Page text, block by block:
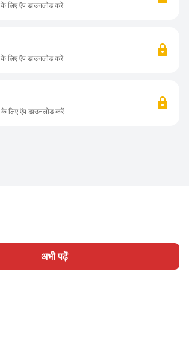
अभी पढ़ें
लिए ऍप डाउनलोड करें
लिए ऍप डाउनलोड करें
लिए ऍप डाउनलोड करें
लिखिए लेख साइन इन